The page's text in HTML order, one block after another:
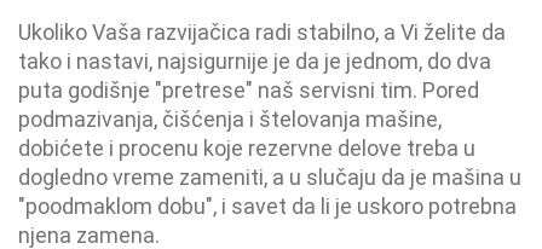
Ukoliko Vaša razvijačica radi stabilno, a Vi želite da
tako i nastavi, najsigurnije je da je jednom, do dva
puta godišnje "pretrese" naš servisni tim. Pored
podmazivanja, čišćenja i štelovanja mašine,
dobićete i procenu koje rezervne delove treba u
dogledno vreme zameniti, a u slučaju da je mašina u
"poodmaklom dobu", i savet da li je uskoro potrebna
njena zamena.